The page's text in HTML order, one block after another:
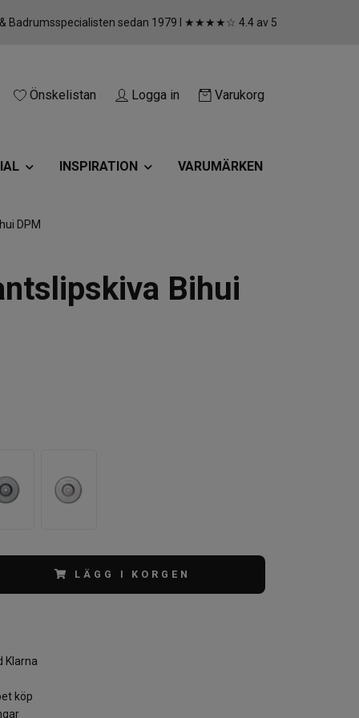
Badrumsspecialisten sedan 1979 I ★★★★☆ 4.4 av 5
Önskelistan Logga in Varukorg
INSPIRATION VARUMÄRKEN
DPM
Bihui
LÄGG I KORGEN
Klarna
köp